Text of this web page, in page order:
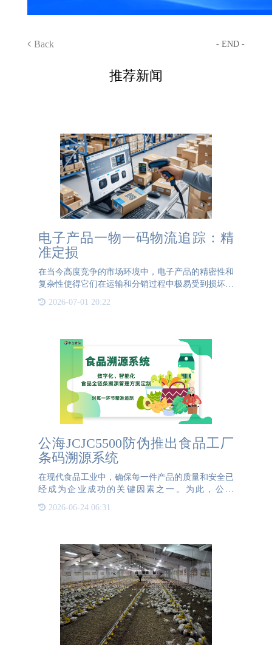
Back - END -
推荐新闻
电子产品一物一码物流追踪：精
准定损
在当今高度竞争的市场环境中，电子产品的精密性和
复杂性使得它们在运输和分销过程中极易受到损坏。
一项艰巨的任务。因此，实施一套全面的物流溯源系
2026-07-01 20:22
公海JCJC5500防伪推出食品工厂
条码溯源系统
在现代食品工业中，确保每一件产品的质量和安全已
经成为企业成功的关键因素之一。为此，公海
JCJC5500防伪推出了食品工厂条码溯源系统，旨在帮
助食品生产商实现产品全程追溯，提升品牌信誉，并
2026-06-24 06:31